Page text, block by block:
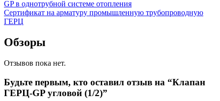
GP в однотрубной системе отопления
Сертификат на арматуру промышленную трубопроводную
ГЕРЦ
Обзоры
Отзывов пока нет.
Будьте первым, кто оставил отзыв на “Клапан
ГЕРЦ-GP угловой (1/2)”